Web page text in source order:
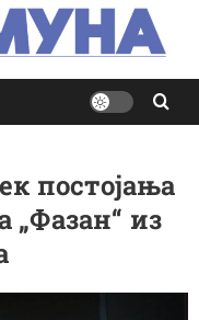
постојања
из